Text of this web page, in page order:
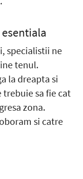
specialistii ne
tenul.
la dreapta si
trebuie sa fie cat
zona.
si catre